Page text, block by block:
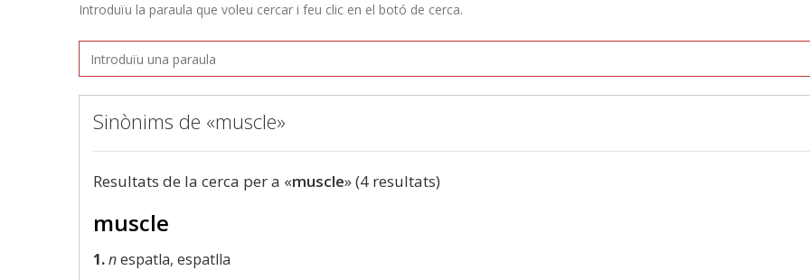
Introduïu la paraula que voleu cercar i feu clic en el botó de cerca.
Sinònims de «muscle»
Resultats de la cerca per a «muscle» (4 resultats)
muscle
1.nespatla, espatlla